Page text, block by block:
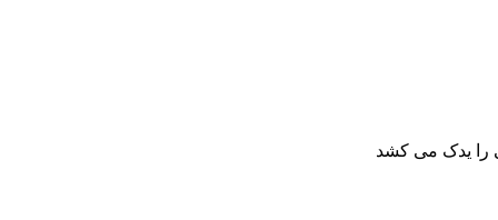
را یدک می کشد